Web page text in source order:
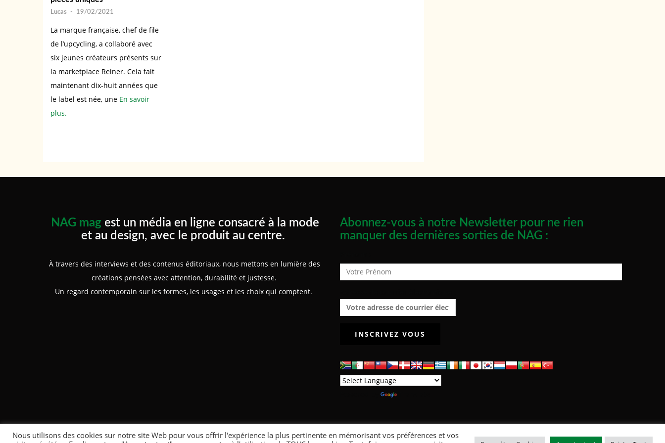
Lucas - 19/02/2021
La marque française, chef de file
de l’upcycling, a collaboré avec
six jeunes créateurs présents sur
la marketplace Reiner. Cela fait
maintenant dix-huit années que
le label est née, une En savoir
plus.
NAG mag est un média en ligne consacré à la mode
et au design, avec le produit au centre.
À travers des interviews et des contenus éditoriaux, nous mettons en lumière des
créations pensées avec attention, durabilité et justesse.
Un regard contemporain sur les formes, les usages et les choix qui comptent.
Abonnez-vous à notre Newsletter pour ne rien
manquer des dernières sorties de NAG :
Nous utilisons des cookies sur notre site Web pour vous offrir l'expérience la plus pertinente en mémorisant vos préférences et vos